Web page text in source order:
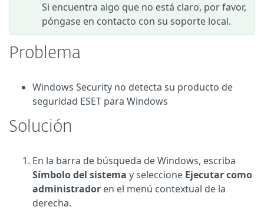
Si encuentra algo que no está claro, por favor,
póngase en contacto con su soporte local.
Problema
Windows Security no detecta su producto de
seguridad ESET para Windows
Solución
En la barra de búsqueda de Windows, escriba
Símbolo del sistema y seleccione Ejecutar como
administrador en el menú contextual de la
derecha.